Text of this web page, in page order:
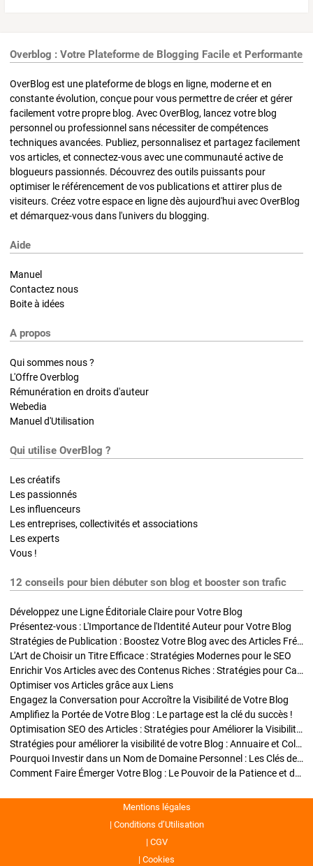
Overblog : Votre Plateforme de Blogging Facile et Performante
OverBlog est une plateforme de blogs en ligne, moderne et en
constante évolution, conçue pour vous permettre de créer et gérer
facilement votre propre blog. Avec OverBlog, lancez votre blog
personnel ou professionnel sans nécessiter de compétences
techniques avancées. Publiez, personnalisez et partagez facilement
vos articles, et connectez-vous avec une communauté active de
blogueurs passionnés. Découvrez des outils puissants pour
optimiser le référencement de vos publications et attirer plus de
visiteurs. Créez votre espace en ligne dès aujourd'hui avec OverBlog
et démarquez-vous dans l'univers du blogging.
Aide
Manuel
Contactez nous
Boite à idées
A propos
Qui sommes nous ?
L'Offre Overblog
Rémunération en droits d'auteur
Webedia
Manuel d'Utilisation
Qui utilise OverBlog ?
Les créatifs
Les passionnés
Les influenceurs
Les entreprises, collectivités et associations
Les experts
Vous !
12 conseils pour bien débuter son blog et booster son trafic
Développez une Ligne Éditoriale Claire pour Votre Blog
Présentez-vous : L'Importance de l'Identité Auteur pour Votre Blog
Stratégies de Publication : Boostez Votre Blog avec des Articles Fréquents et Exclusifs
L'Art de Choisir un Titre Efficace : Stratégies Modernes pour le SEO
Enrichir Vos Articles avec des Contenus Riches : Stratégies pour Captiver et Optimiser
Optimiser vos Articles grâce aux Liens
Engagez la Conversation pour Accroître la Visibilité de Votre Blog
Amplifiez la Portée de Votre Blog : Le partage est la clé du succès !
Optimisation SEO des Articles : Stratégies pour Améliorer la Visibilité de Votre Blog
Stratégies pour améliorer la visibilité de votre Blog : Annuaire et Collaborations
Pourquoi Investir dans un Nom de Domaine Personnel : Les Clés de la Réussite de Votre Blog
Comment Faire Émerger Votre Blog : Le Pouvoir de la Patience et de la Persévérance
Mentions légales
Conditions d’Utilisation
CGV
Cookies